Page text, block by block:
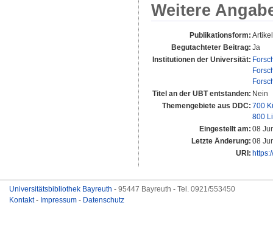
Weitere
Publikationsform:
Begutachteter Beitrag: Ja
Institutionen der Universität:
Titel an der UBT entstanden: Nein
Themengebiete aus DDC: 700
800
Eingestellt am: 08
Letzte Änderung: 08
URI:
Universitätsbibliothek Bayreuth - 95447 Bayreuth - Tel. 0921/553450
Kontakt- Impressum - Datenschutz